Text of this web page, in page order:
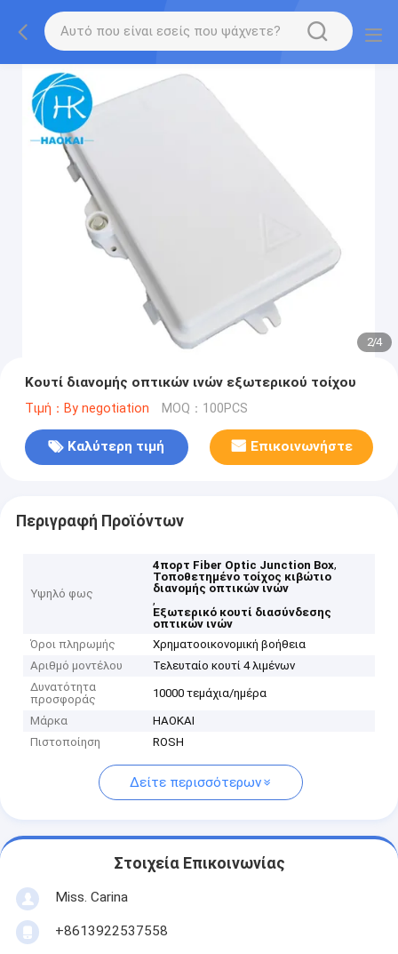
2/4
Κουτί διανομής οπτικών ινών εξωτερικού τοίχου
Τιμή：By negotiation MOQ：100PCS
Καλύτερη τιμή Επικοινωνήστε
Περιγραφή Προϊόντων
Υψηλό φως
4πορτ Fiber Optic Junction Box,
Τοποθετημένο τοίχος κιβώτιο
διανομής οπτικών ινών
,
Εξωτερικό κουτί διασύνδεσης
οπτικών ινών
Όροι πληρωμής
Χρηματοοικονομική βοήθεια
Αριθμό μοντέλου
Τελευταίο κουτί 4 λιμένων
Δυνατότητα
προσφοράς
10000 τεμάχια/ημέρα
Μάρκα
HAOKAI
Πιστοποίηση
ROSH
Δείτε περισσότερων
Στοιχεία Επικοινωνίας
Miss. Carina
+8613922537558